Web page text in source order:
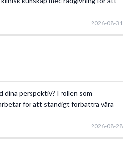
2026-08-31
dina perspektiv? I rollen som
för att ständigt förbättra våra
2026-08-28